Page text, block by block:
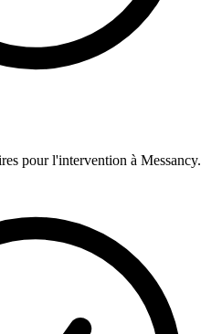
pour l'intervention à Messancy.